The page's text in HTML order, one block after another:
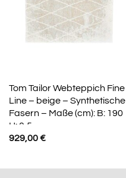
Tom Tailor Webteppich Fine
Line – beige – Synthetische
Fasern – Maße (cm): B: 190
H: 0,5
929,00€